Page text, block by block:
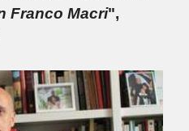
Franco Macri",